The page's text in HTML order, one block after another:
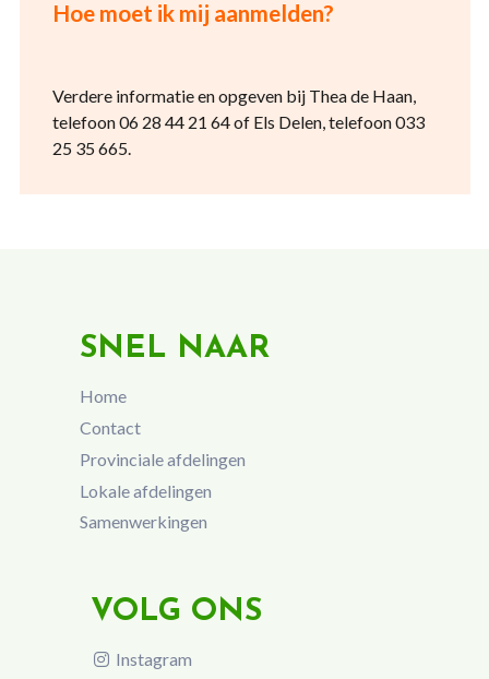
Hoe moet ik mij aanmelden?
Verdere informatie en opgeven bij Thea de Haan,
telefoon 06 28 44 21 64 of Els Delen, telefoon 033
25 35 665.
SNEL NAAR
Home
Contact
Provinciale afdelingen
Lokale afdelingen
Samenwerkingen
VOLG ONS
Instagram